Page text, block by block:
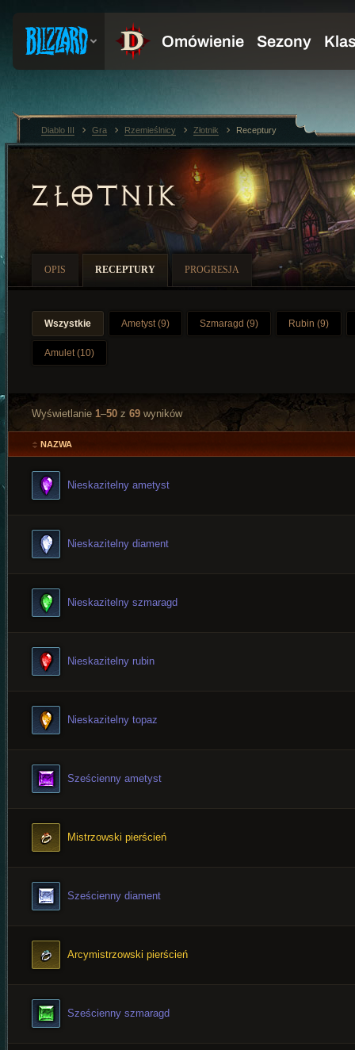
ZŁOTNIK
OPIS RECEPTURY PROGRESJA
Wszystkie Ametyst (9) Szmaragd (9) Rubin (9)
Amulet (10)
Wyświetlanie 1–50 z 69 wyników
NAZWA
Nieskazitelny ametyst
Nieskazitelny diament
Nieskazitelny szmaragd
Nieskazitelny rubin
Nieskazitelny topaz
Sześcienny ametyst
Mistrzowski pierścień
Sześcienny diament
Arcymistrzowski pierścień
Sześcienny szmaragd
Diablo III Gra Rzemieślnicy Złotnik Receptury